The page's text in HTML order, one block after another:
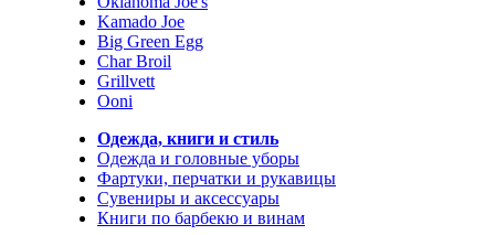
Kamado Joe
Big Green Egg
Char Broil
Grillvett
Ooni
Одежда, книги и стиль
Одежда и головные уборы
Фартуки, перчатки и рукавицы
Сувениры и аксессуары
Книги по барбекю и винам